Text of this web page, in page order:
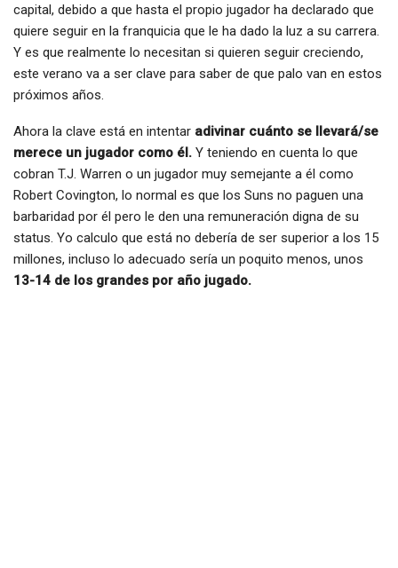
capital, debido a que hasta el propio jugador ha declarado que
quiere seguir en la franquicia que le ha dado la luz a su carrera.
Y es que realmente lo necesitan si quieren seguir creciendo,
este verano va a ser clave para saber de que palo van en estos
próximos años.
Ahora la clave está en intentar adivinar cuánto se llevará/se
merece un jugador como él. Y teniendo en cuenta lo que
cobran T.J. Warren o un jugador muy semejante a él como
Robert Covington, lo normal es que los Suns no paguen una
barbaridad por él pero le den una remuneración digna de su
status. Yo calculo que está no debería de ser superior a los 15
millones, incluso lo adecuado sería un poquito menos, unos
13-14 de los grandes por año jugado.